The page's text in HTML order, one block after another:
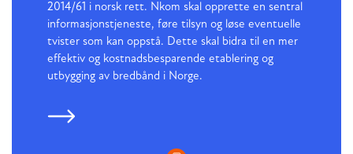
2014/61 i norsk rett. Nkom skal opprette en sentral
informasjonstjeneste, føre tilsyn og løse eventuelle
tvister som kan oppstå. Dette skal bidra til en mer
effektiv og kostnadsbesparende etablering og
utbygging av bredbånd i Norge.